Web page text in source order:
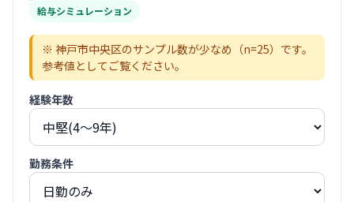
給与シミュレーション
※ 神戸市中央区のサンプル数が少なめ（n=25）です。
参考値としてご覧ください。
経験年数
勤務条件